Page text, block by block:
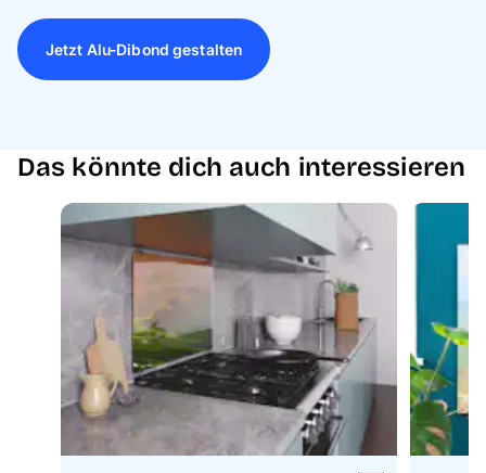
Jetzt Alu-Dibond gestalten
Das könnte dich auch interessieren